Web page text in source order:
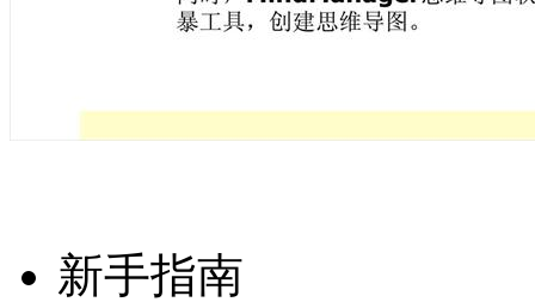
新手指南